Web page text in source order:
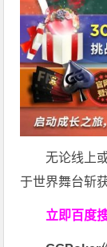
无论线上
于世界舞台斩
立即百度